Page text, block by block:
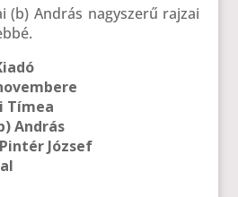
(b) András nagyszerű rajzai
Tímea
András
Pintér József